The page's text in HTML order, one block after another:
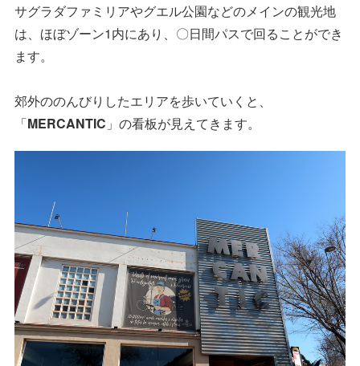
サグラダファミリアやグエル公園などのメインの観光地
は、ほぼゾーン1内にあり、〇日間パスで回ることができ
ます。
郊外ののんびりしたエリアを歩いていくと、
「MERCANTIC 」の看板が見えてきます。